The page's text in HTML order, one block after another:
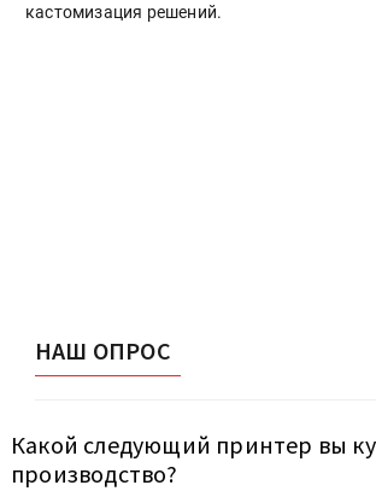
кастомизация решений.
НАШ ОПРОС
Какой следующий принтер вы
производство?